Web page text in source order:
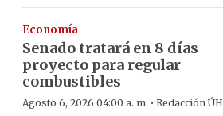
Economía
Senado tratará en 8 días
proyecto para regular
combustibles
Agosto 6, 2026 04:00 a. m. · Redacción ÚH